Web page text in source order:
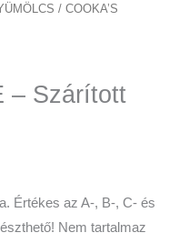
/ COOKA’S
– Szárított
Értékes az A-, B-, C- és
Nem tartalmaz